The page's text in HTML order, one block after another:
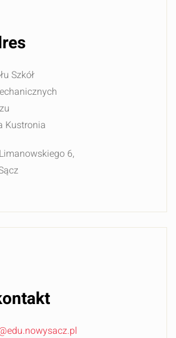
Szkół
Kustronia
6,